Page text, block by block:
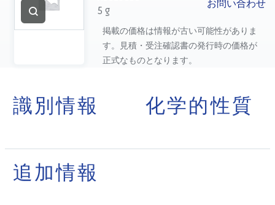
支払い
製品検索
5 g
お問い合わせ
掲載の価格は情報が古い可能性がありま
す。見積・受注確認書の発行時の価格が
正式なものとなります。
識別情報 化学的性質
追加情報